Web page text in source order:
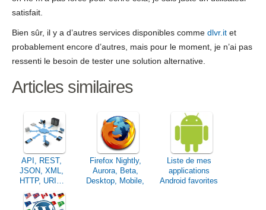
satisfait.
Bien sûr, il y a d’autres services disponibles comme dlvr.it et
probablement encore d’autres, mais pour le moment, je n’ai pas
ressenti le besoin de tester une solution alternative.
Articles similaires
API, REST,
JSON, XML,
HTTP, URI…
Vous parlez
quelle langue en
Firefox Nightly,
Aurora, Beta,
Desktop, Mobile,
Liste de mes
applications
Android favorites